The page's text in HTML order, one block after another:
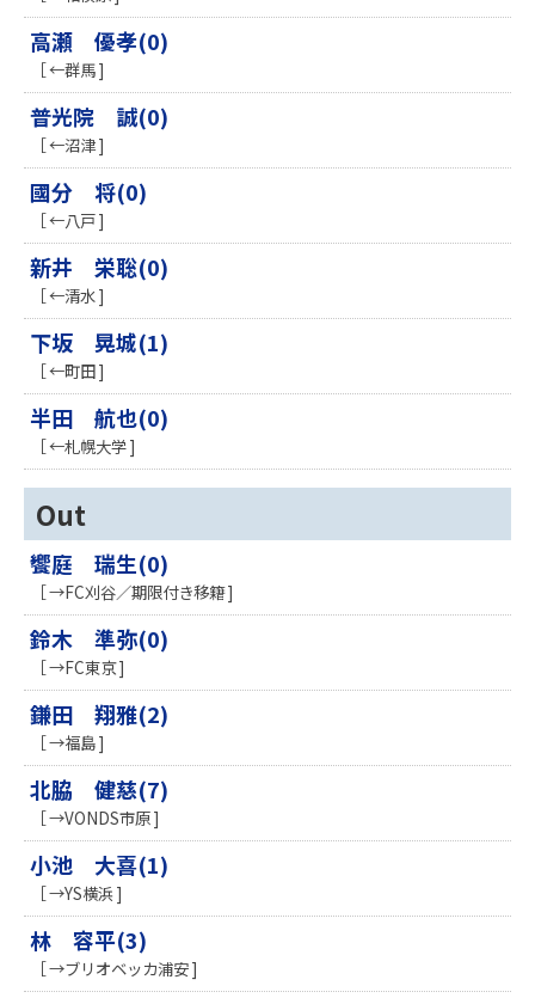
高瀬 優孝(0)
［ ←群馬 ]
普光院 誠(0)
［ ←沼津 ]
國分 将(0)
［ ←八戸 ]
新井 栄聡(0)
［ ←清水 ]
下坂 晃城(1)
［ ←町田 ]
半田 航也(0)
［ ←札幌大学 ]
Out
饗庭 瑞生(0)
［ →FC刈谷／期限付き移籍 ]
鈴木 準弥(0)
［ →FC東京 ]
鎌田 翔雅(2)
［ →福島 ]
北脇 健慈(7)
［ →VONDS市原 ]
小池 大喜(1)
［ →YS横浜 ]
林 容平(3)
［ →ブリオベッカ浦安 ]